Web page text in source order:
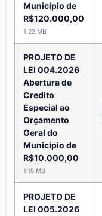
Municipio de
R$120.000,00
1,22 MB
PROJETO DE
LEI 004.2026
Abertura de
Credito
Especial ao
Orçamento
Geral do
Municipio de
R$10.000,00
1,15 MB
PROJETO DE
LEI 005.2026